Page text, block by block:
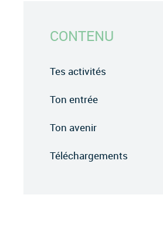
CONTENU
Tes activités
Ton entrée
Ton avenir
Téléchargements